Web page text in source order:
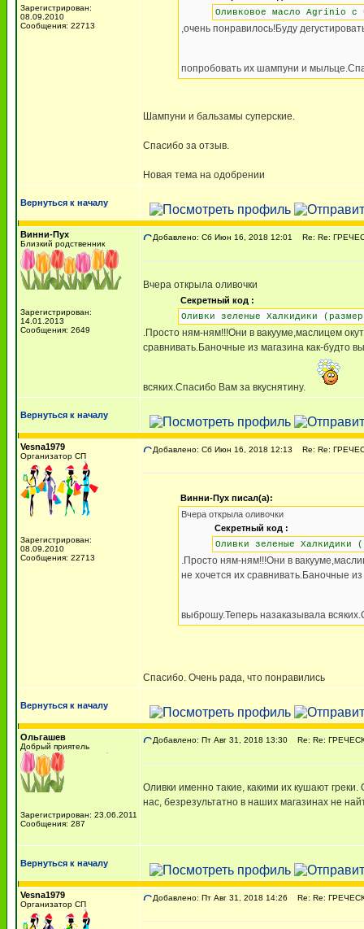
Зарегистрирован:
08.09.2010
Сообщения: 22713
Оливковое масло Agrinio с
,очень понравилось!Буду
попробовать их шампуни и
Шампуни и бальзамы суперские.
Спасибо за отзыв.
Новая тема на одобрении
Вернуться к началу
Винни-Пух
Близкий родственник
Зарегистрирован:
14.01.2013
Сообщения: 2649
Добавлено: Сб Июн 16, 2018 12:01 Re: Re:
Вчера открыла оливочки
Секретный код :
Оливки зеленые Халкидики
.Просто ням-ням!!!Они в вакууме,маслицем
сравнивать.Баночные из магазина как-будто
всяких.Спасибо Вам за вкуснятину.
Вернуться к началу
Vesna1979
Организатор СП
Зарегистрирован:
08.09.2010
Сообщения: 22713
Добавлено: Сб Июн 16, 2018 12:13 Re: Re:
Винни-Пух писал(а):
Вчера открыла оливочки
Секретный код :
Оливки зеленые Халкидики
.Просто ням-ням!!!Они в
не хочется их сравнивать.Баночные
выброшу.Теперь назаказывала
Спасибо. Очень рада, что понравились
Вернуться к началу
Ольгашев
Добрый приятель
Зарегистрирован: 23.06.2011
Сообщения: 287
Добавлено: Пт Авг 31, 2018 13:30 Re: Re:
Оливки именно такие, какими их кушают греки.
нас, безрезультатно в наших магазинах не
Вернуться к началу
Vesna1979
Организатор СП
Добавлено: Пт Авг 31, 2018 14:26 Re: Re: